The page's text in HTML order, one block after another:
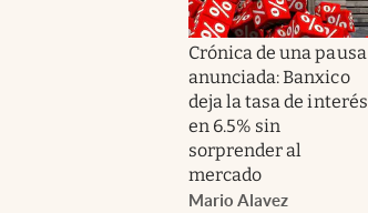
Crónica de una pausa
anunciada: Banxico
deja la tasa de interés
en 6.5% sin
sorprender al
mercado
Mario Alavez